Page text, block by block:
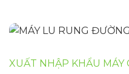
XUẤT NHẬP KHẨU MÁY